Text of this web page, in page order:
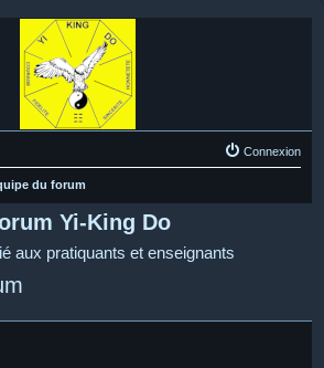
Connexion
du forum
Yi-King Do
aux pratiquants et enseignants